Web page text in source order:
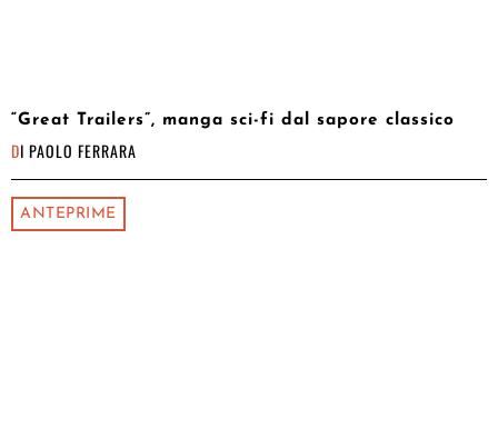
“Great Trailers”, manga sci-fi dal sapore classico
DI PAOLO FERRARA
ANTEPRIME